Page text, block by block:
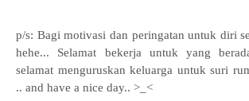
p/s: Bagi motivasi dan peringatan untuk diri
hehe... Selamat bekerja untuk yang
selamat menguruskan keluarga untuk suri
.. and have a nice day.. >_<